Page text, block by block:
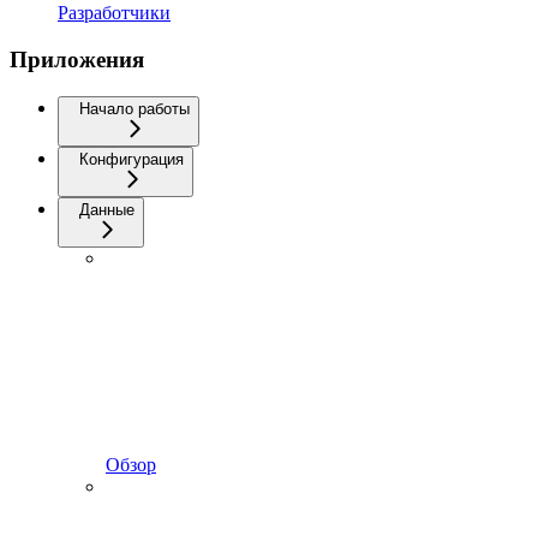
Разработчики
Приложения
Начало работы
Конфигурация
Данные
Обзор